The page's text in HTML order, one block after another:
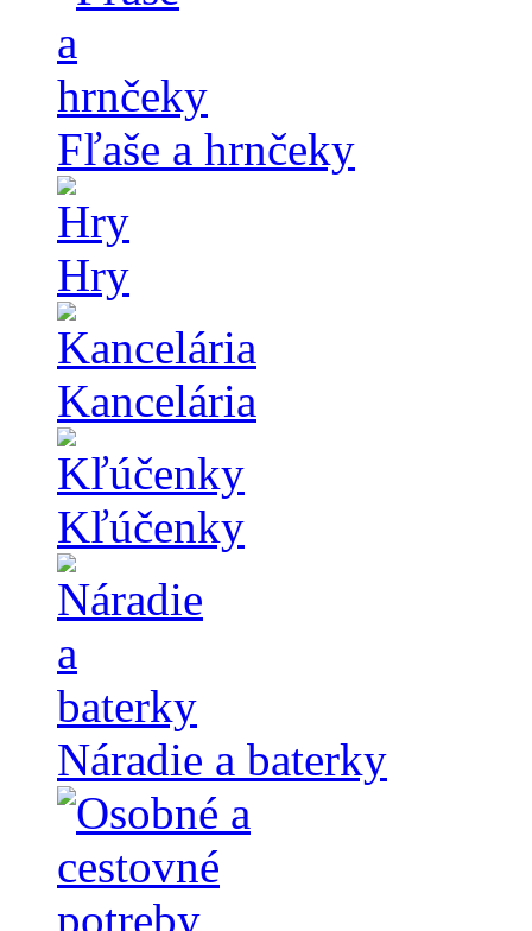
Fľaše a hrnčeky
Hry
Kancelária
Kľúčenky
Náradie a baterky